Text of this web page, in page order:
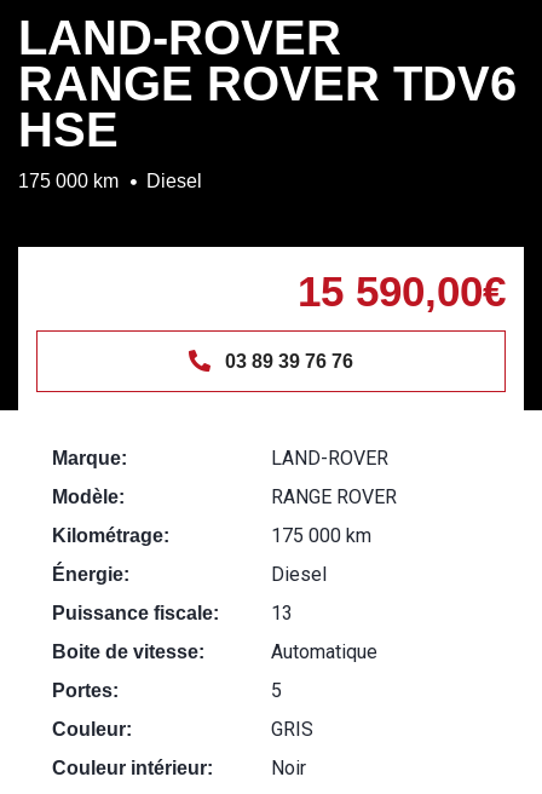
LAND-ROVER
RANGE ROVER TDV6
HSE
175 000 km Diesel
15 590,00€
03 89 39 76 76
Marque: LAND-ROVER
Modèle: RANGE ROVER
Kilométrage: 175 000 km
Énergie: Diesel
Puissance fiscale: 13
Boite de vitesse: Automatique
Portes: 5
Couleur: GRIS
Couleur intérieur: Noir